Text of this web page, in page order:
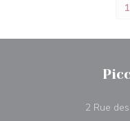
1
2 Rue